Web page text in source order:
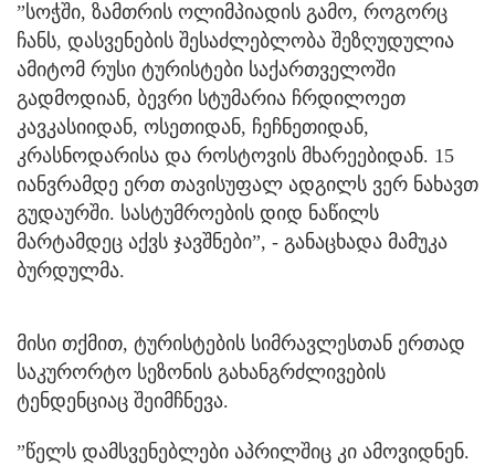
”სოჭში, ზამთრის ოლიმპიადის გამო, როგორც
ჩანს, დასვენების შესაძლებლობა შეზღუდულია
ამიტომ რუსი ტურისტები საქართველოში
გადმოდიან, ბევრი სტუმარია ჩრდილოეთ
კავკასიიდან, ოსეთიდან, ჩეჩნეთიდან,
კრასნოდარისა და როსტოვის მხარეებიდან. 15
იანვრამდე ერთ თავისუფალ ადგილს ვერ ნახავთ
გუდაურში. სასტუმროების დიდ ნაწილს
მარტამდეც აქვს ჯავშნები”, - განაცხადა მამუკა
ბურდულმა.
მისი თქმით, ტურისტების სიმრავლესთან ერთად
საკურორტო სეზონის გახანგრძლივების
ტენდენციაც შეიმჩნევა.
”წელს დამსვენებლები აპრილშიც კი ამოვიდნენ.